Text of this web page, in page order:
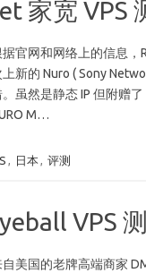
家宽 VPS
据官网和网络上的信息，
上新的 Nuro ( Sony
。虽然是静态 IP 但附赠
M…
, 日本, 评测
VPS
自美国的老牌高端商家